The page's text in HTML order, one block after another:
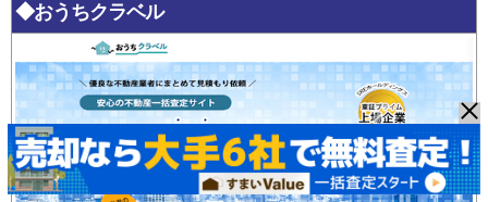
◆おうちクラベル